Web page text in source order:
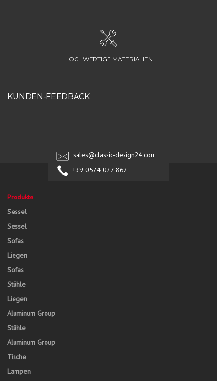
HOCHWERTIGE MATERIALIEN
KUNDEN-FEEDBACK
sales@classic-design24.com
+39 0574 027 862
Produkte
Sessel
Sessel
Sofas
Liegen
Sofas
Stühle
Liegen
Aluminum Group
Stühle
Aluminum Group
Tische
Lampen